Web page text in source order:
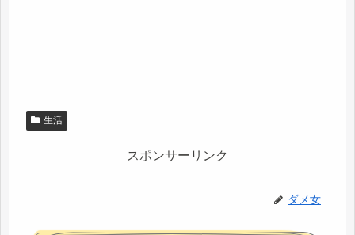
生活
スポンサーリンク
ダメ女